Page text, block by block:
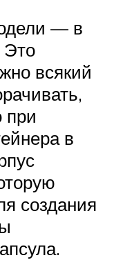
— в
Это
всякий
при
в
создания